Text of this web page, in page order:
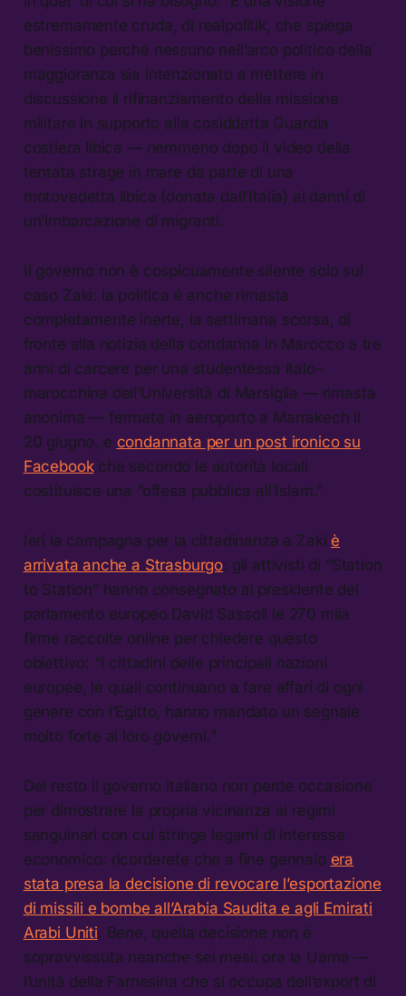
estremamente cruda, di realpolitik, che spiega
benissimo perché nessuno nell’arco politico della
maggioranza sia intenzionato a mettere in
discussione il rifinanziamento della missione
militare in supporto alla cosiddetta Guardia
costiera libica — nemmeno dopo il video della
tentata strage in mare da parte di una
motovedetta libica (donata dall’Italia) ai danni di
un’imbarcazione di migranti.
Il governo non è cospicuamente silente solo sul
caso Zaki: la politica è anche rimasta
completamente inerte, la settimana scorsa, di
fronte alla notizia della condanna in Marocco a tre
anni di carcere per una studentessa italo–
marocchina dell’Università di Marsiglia — rimasta
anonima — fermata in aeroporto a Marrakech il
20 giugno, e condannata per un post ironico su
Facebookche secondo le autorità locali
costituisce una “offesa pubblica all’Islam.”
Ieri la campagna per la cittadinanza a Zaki è
arrivata anche a Strasburgo: gli attivisti di “Station
to Station” hanno consegnato al presidente del
parlamento europeo David Sassoli le 270 mila
firme raccolte online per chiedere questo
obiettivo: “I cittadini delle principali nazioni
europee, le quali continuano a fare affari di ogni
genere con l’Egitto, hanno mandato un segnale
molto forte ai loro governi.”
Del resto il governo italiano non perde occasione
per dimostrare la propria vicinanza ai regimi
sanguinari con cui stringe legami di interesse
economico: ricorderete che a fine gennaio era
stata presa la decisione di revocare l’esportazione
di missili e bombe all’Arabia Saudita e agli Emirati
Arabi Uniti. Bene, quella decisione non è
sopravvissuta neanche sei mesi: ora la Uama —
l’unità della Farnesina che si occupa dell’export di